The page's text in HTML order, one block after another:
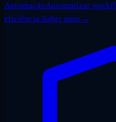
AutomaçãoAutomatizar
eficiência.Saber mais →